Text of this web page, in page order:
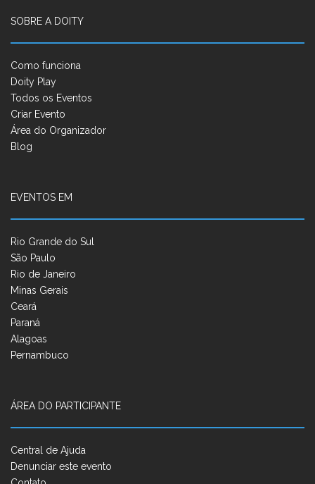
SOBRE A DOITY
Como funciona
Doity Play
Todos os Eventos
Criar Evento
Área do Organizador
Blog
EVENTOS EM
Rio Grande do Sul
São Paulo
Rio de Janeiro
Minas Gerais
Ceará
Paraná
Alagoas
Pernambuco
ÁREA DO PARTICIPANTE
Central de Ajuda
Denunciar este evento